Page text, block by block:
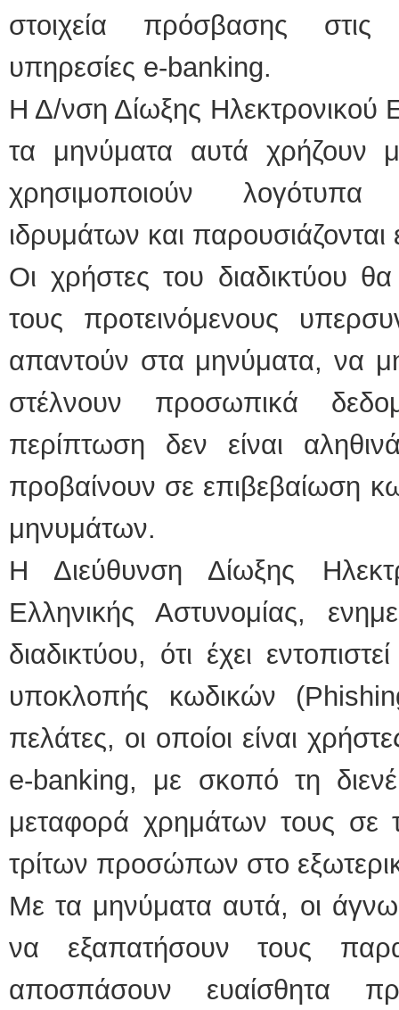
στοιχεία πρόσβασης στις
υπηρεσίες e-banking.
Η Δ/νση Δίωξης Ηλεκτρονικού
τα μηνύματα αυτά χρήζουν
χρησιμοποιούν λογότυπα
ιδρυμάτων και παρουσιάζονται
Οι χρήστες του διαδικτύου
τους προτεινόμενους
απαντούν στα μηνύματα, να
στέλνουν προσωπικά
περίπτωση δεν είναι
προβαίνουν σε επιβεβαίωση
μηνυμάτων.
Η Διεύθυνση Δίωξης
Ελληνικής Αστυνομίας,
διαδικτύου, ότι έχει
υποκλοπής κωδικών
πελάτες, οι οποίοι είναι
e-banking, με σκοπό τη
μεταφορά χρημάτων τους σε
τρίτων προσώπων στο
Με τα μηνύματα αυτά, οι
να εξαπατήσουν τους
αποσπάσουν ευαίσθητα